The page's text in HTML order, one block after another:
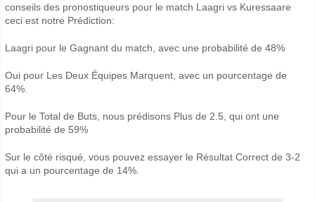
conseils des pronostiqueurs pour le match Laagri vs Kuressaare
ceci est notre Prédiction:
Laagri pour le Gagnant du match, avec une probabilité de 48%
Oui pour Les Deux Équipes Marquent, avec un pourcentage de
64%.
Pour le Total de Buts, nous prédisons Plus de 2.5, qui ont une
probabilité de 59%
Sur le côté risqué, vous pouvez essayer le Résultat Correct de 3-2
qui a un pourcentage de 14%.